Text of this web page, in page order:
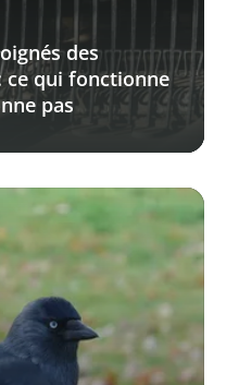
des
ce qui fonctionne
pas